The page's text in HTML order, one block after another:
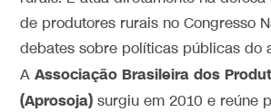
de produtores rurais no Congresso
debates sobre políticas públicas do
AAssociação Brasileira dos
(Aprosoja) surgiu em 2010 e reúne